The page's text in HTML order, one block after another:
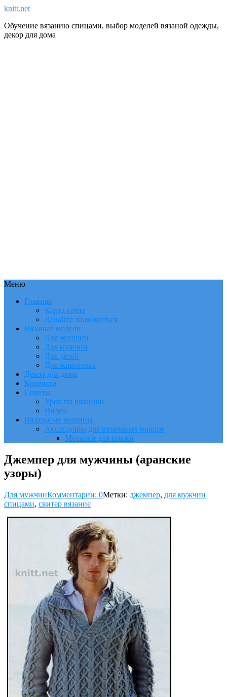
knitt.net
Обучение вязанию спицами, выбор моделей вязаной одежды,
декор для дома
Меню
Главная
Карта сайта
Давайте знакомиться
Вязаные модели
Для женщин
Для мужчин
Для детей
Для животных
Декор для дома
Крючком
Советы
Урок по вязанию
Видео
Вязальные машины
Аксессуары для вязальных машин
Моталки для пряжи
Джемпер для мужчины (аранские
узоры)
Для мужчинКомментарии: 0Метки: джемпер, для мужчин
спицами, свитер вязание